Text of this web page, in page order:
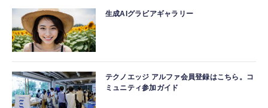
生成AIグラビアギャラリー
テクノエッジ アルファ会員登録はこちら。コ
ミュニティ参加ガイド